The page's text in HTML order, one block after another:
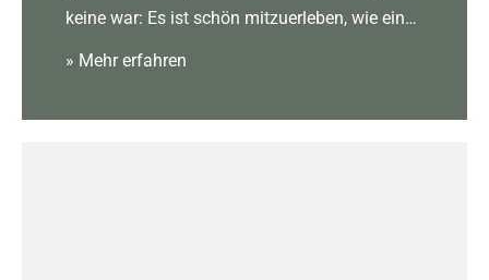
keine war: Es ist schön mitzuerleben, wie ein…
» Mehr erfahren